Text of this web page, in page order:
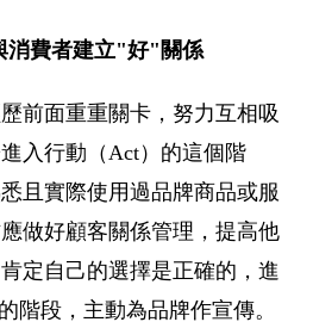
消費者建立"好"關係
前面重重關卡，努力互相吸
入行動（Act）的這個階
且實際使用過品牌商品或服
做好顧客關係管理，提高他
定自己的選擇是正確的，進
階段，主動為品牌作宣傳。